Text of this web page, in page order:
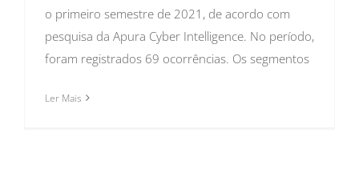
o primeiro semestre de 2021, de acordo com
pesquisa da Apura Cyber Intelligence. No período,
foram registrados 69 ocorrências. Os segmentos
Ler Mais